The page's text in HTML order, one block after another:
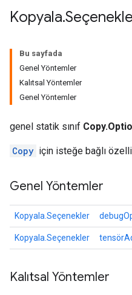
Kopyala.
Bu sayfada
Genel Yöntemler
Kalıtsal Yöntemler
Genel Yöntemler
genel statik sınıf
Copy için isteğe bağlı
Genel Yöntemler
Kopyala.Seçenekler
Kopyala.Seçenekler
Kalıtsal Yöntemler